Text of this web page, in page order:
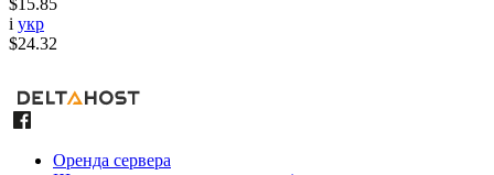
$15.85
i укр
$24.32
Оренда сервера